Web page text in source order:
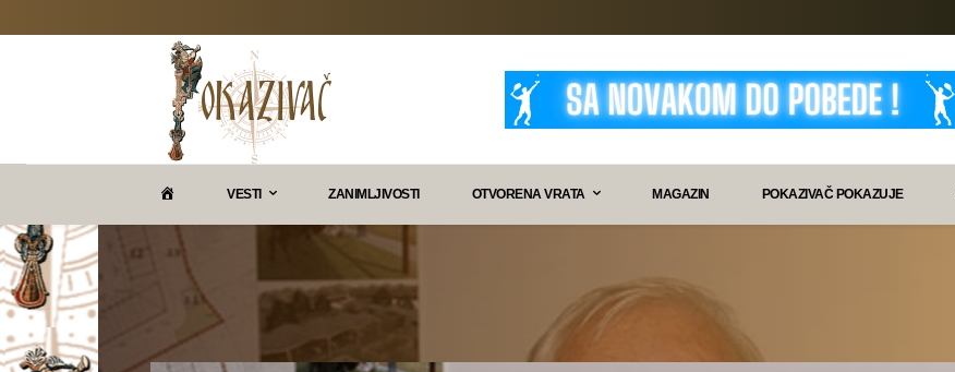
VESTI ZANIMLJIVOSTI OTVORENA VRATA MAGAZIN POKAZIVAČ POKAZUJE